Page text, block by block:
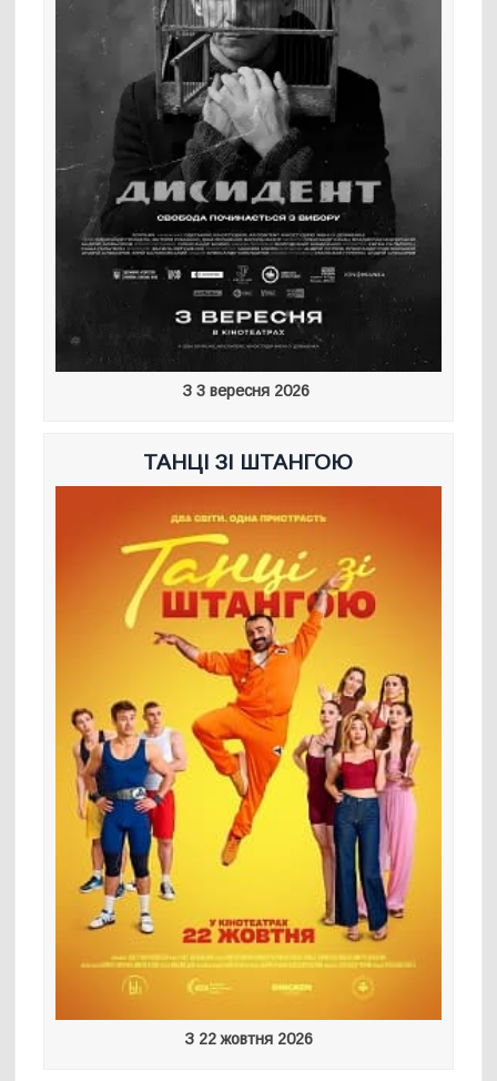
З 3 вересня 2026
ТАНЦІ ЗІ ШТАНГОЮ
З 22 жовтня 2026